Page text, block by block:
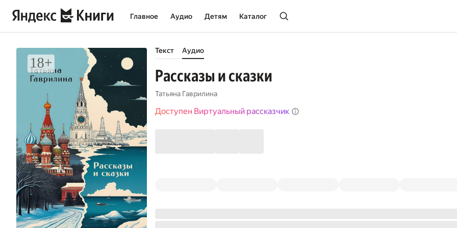
Главное Аудио Детям Каталог
Текст Аудио
Рассказы и сказки
Татьяна Гаврилина
Доступен Виртуальный рассказчик